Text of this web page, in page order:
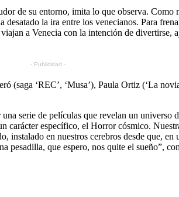
de su entorno, imita lo que observa. Como
la ira entre los venecianos. Para
a Venecia con la intención de divertirse,
- Publicidad -
(saga ‘REC’, ‘Musa’), Paula Ortiz (‘La
serie de películas que revelan un universo
carácter específico, el Horror cósmico.
instalado en nuestros cerebros desde que,
que espero, nos quite el sueño”,